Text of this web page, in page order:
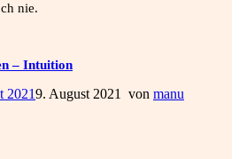
nie.
– Intuition
20219. August 2021 von manu